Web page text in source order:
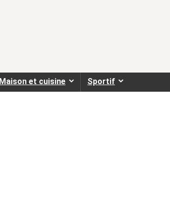
Maison et cuisine Sportif